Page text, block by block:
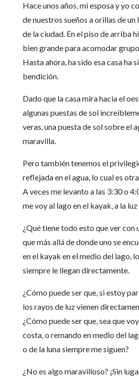
Hace unos años, mi esposa y yo
de nuestros sueños a orillas de un
de la ciudad. En el piso de arriba
bien grande para acomodar
Hasta ahora, ha sido esa casa ha
bendición.
Dado que la casa mira hacia el
algunas puestas de sol
veras, una puesta de sol sobre el
maravilla.
Pero también tenemos el
reflejada en el agua, lo cual es
A veces me levanto a las 3:30 o
me voy al lago en el kayak, a la
¿Qué tiene todo esto que ver con
que más allá de donde uno se
en el kayak en el medio del lago,
siempre le llegan directamente.
¿Cómo puede ser que, si estoy
los rayos de luz vienen
¿Cómo puede ser que, sea que
costa, o remando en medio del
o de la luna siempre me siguen?
¿No es algo maravilloso? ¡Sin